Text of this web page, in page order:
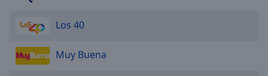
Los 40
Muy Buena